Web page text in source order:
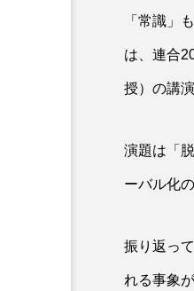
「常識」
は、連合
授）の講
演題は「
ーバル化
振り返っ
れる事象